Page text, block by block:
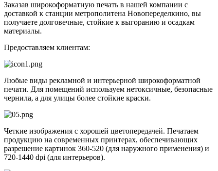
Заказав широкоформатную печать в нашей компании с
доставкой к станции метрополитена Новопеределкино, вы
получаете долговечные, стойкие к выгоранию и осадкам
материалы.
Предоставляем клиентам:
Любые виды рекламной и интерьерной широкоформатной
печати. Для помещений используем нетоксичные, безопасные
чернила, а для улицы более стойкие краски.
Четкие изображения с хорошей цветопередачей. Печатаем
продукцию на современных принтерах, обеспечивающих
разрешение картинок 360-520 (для наружного применения) и
720-1440 dpi (для интерьеров).